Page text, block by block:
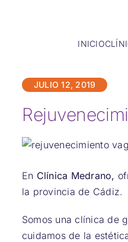
INICIO
JULIO 12, 2019
En Clínica Medrano,
la provincia de Cádiz.
Somos una clínica de
cuidamos de la